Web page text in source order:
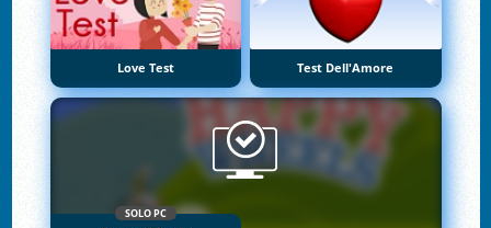
Love Test Test Dell'Amore
SOLO PC